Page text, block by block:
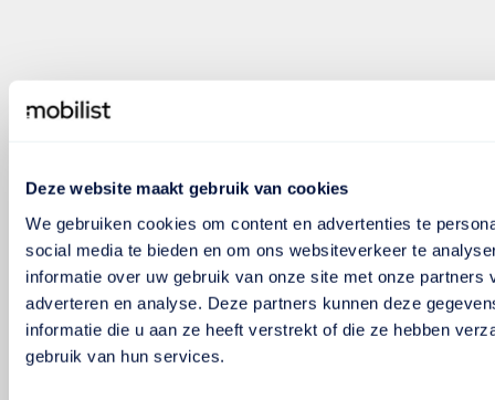
Deze website maakt gebruik van cookies
We gebruiken cookies om content en advertenties te
social media te bieden en om ons websiteverkeer te
informatie over uw gebruik van onze site met onze partners
adverteren en analyse. Deze partners kunnen deze
informatie die u aan ze heeft verstrekt of die ze hebben
gebruik van hun services.